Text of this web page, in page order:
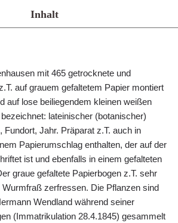
Inhalt
mit 465 getrocknete und
auf grauem gefaltetem Papier montiert
auf lose beiliegendem kleinen weißen
lateinischer (botanischer)
Fundort, Jahr. Präparat z.T. auch in
Papierumschlag enthalten, der auf der
ist und ebenfalls in einem gefalteten
graue gefaltete Papierbogen z.T. sehr
zerfressen. Die Pflanzen sind
Wendland während seiner
(Immatrikulation 28.4.1845) gesammelt